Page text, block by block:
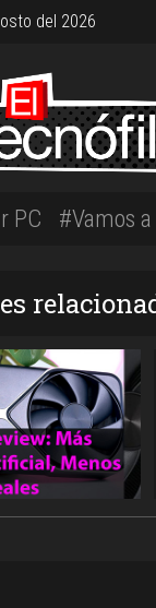
del 2026
PC #Vamos